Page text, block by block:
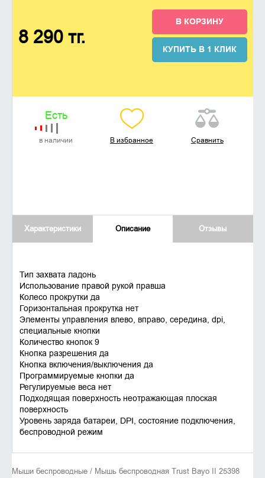
8 290 тг.
В КОРЗИНУ
КУПИТЬ В 1 КЛИК
Есть
в наличии В избранное Сравнить
Характеристики Описание Отзывы
Тип захвата ладонь
Использование правой рукой правша
Колесо прокрутки да
Горизонтальная прокрутка нет
Элементы управления влево, вправо, середина, dpi,
специальные кнопки
Количество кнопок 9
Кнопка разрешения да
Кнопка включения/выключения да
Программируемые кнопки да
Регулируемые веса нет
Подходящая поверхность неотражающая плоская
поверхность
Уровень заряда батареи, DPI, состояние подключения,
беспроводной режим
Мыши беспроводные / Мышь беспроводная Trust Bayo II 25398